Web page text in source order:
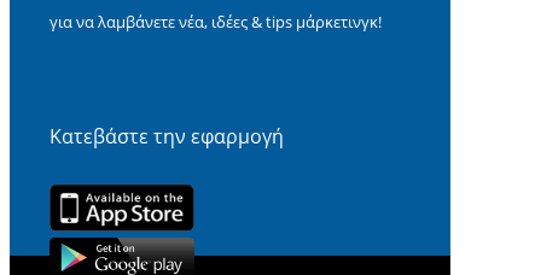
για να λαμβάνετε νέα, ιδέες & tips μάρκετινγκ!
Κατεβάστε την εφαρμογή